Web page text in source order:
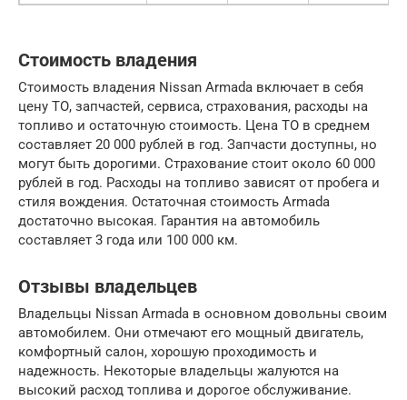
Стоимость владения
Стоимость владения Nissan Armada включает в себя
цену ТО, запчастей, сервиса, страхования, расходы на
топливо и остаточную стоимость. Цена ТО в среднем
составляет 20 000 рублей в год. Запчасти доступны, но
могут быть дорогими. Страхование стоит около 60 000
рублей в год. Расходы на топливо зависят от пробега и
стиля вождения. Остаточная стоимость Armada
достаточно высокая. Гарантия на автомобиль
составляет 3 года или 100 000 км.
Отзывы владельцев
Владельцы Nissan Armada в основном довольны своим
автомобилем. Они отмечают его мощный двигатель,
комфортный салон, хорошую проходимость и
надежность. Некоторые владельцы жалуются на
высокий расход топлива и дорогое обслуживание.